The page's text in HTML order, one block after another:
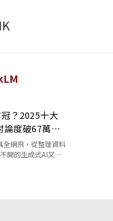
？2025十大
度破67萬成
網飛，從整理資料
開的生成式AI又是